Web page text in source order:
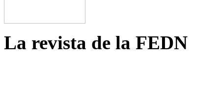
La revista de la FEDN